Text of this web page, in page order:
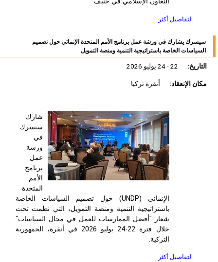
لتفاصيل أكثر
سيسرك يشارك في ورشة عمل برنامج الأمم المتحدة الإنمائي حول تصميم
السياسات الخاصة باستراتيجية التنمية ومنصة التمويل
التاريخ:
مكان الإنعقاد:
أنقرة تركيا
شارك
سيسرك
في
ورشة
عمل
برنامج
الأمم
المتحدة
الإنمائي (
UNDP) حول تصميم السياسات الخاصة
باستراتيجية التنمية ومنصة التمويل، التي نظمت تحت
شعار "أفضل الممارسات للعمل في مجال السياسات"
خلال فترة 22-24 يوليو 2026 في أنقرة، الجمهورية
التركية.
لتفاصيل أكثر